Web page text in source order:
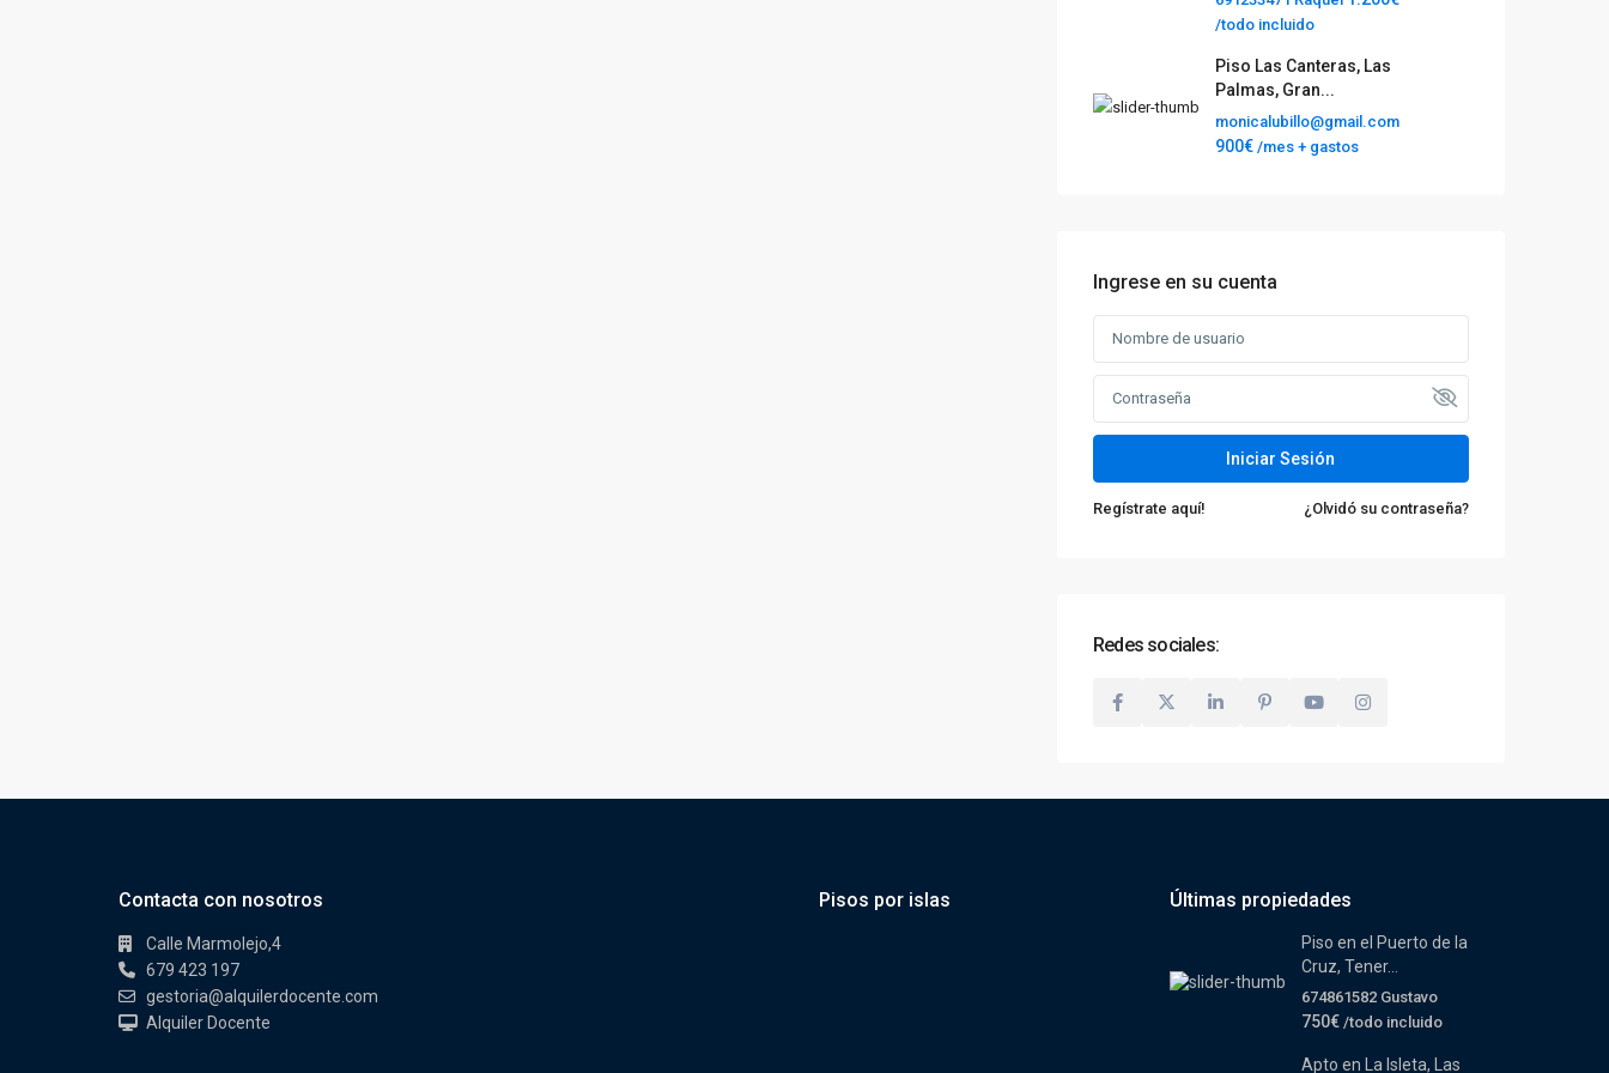
/todo incluido
Piso Las Canteras, Las
Palmas, Gran...
monicalubillo@gmail.com
900€ /mes + gastos
Ingrese en su cuenta
Iniciar Sesión
Regístrate aquí! ¿Olvidó su contraseña?
Redes sociales:
Contacta con nosotros
Calle Marmolejo,4
679 423 197
gestoria@alquilerdocente.com
Alquiler Docente
Pisos por islas Últimas propiedades
Piso en el Puerto de la
Cruz, Tener...
674861582 Gustavo
750€ /todo incluido
Apto en La Isleta, Las